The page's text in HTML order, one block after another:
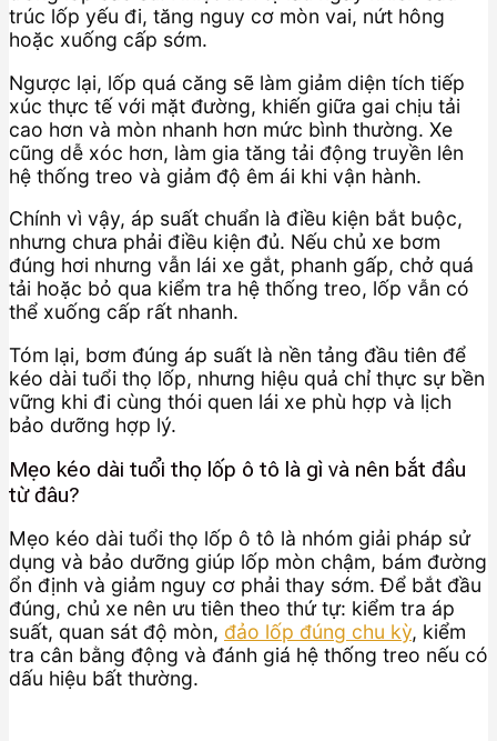
trúc lốp yếu đi, tăng nguy cơ mòn vai, nứt hông
hoặc xuống cấp sớm.
Ngược lại, lốp quá căng sẽ làm giảm diện tích tiếp
xúc thực tế với mặt đường, khiến giữa gai chịu tải
cao hơn và mòn nhanh hơn mức bình thường. Xe
cũng dễ xóc hơn, làm gia tăng tải động truyền lên
hệ thống treo và giảm độ êm ái khi vận hành.
Chính vì vậy, áp suất chuẩn là điều kiện bắt buộc,
nhưng chưa phải điều kiện đủ. Nếu chủ xe bơm
đúng hơi nhưng vẫn lái xe gắt, phanh gấp, chở quá
tải hoặc bỏ qua kiểm tra hệ thống treo, lốp vẫn có
thể xuống cấp rất nhanh.
Tóm lại, bơm đúng áp suất là nền tảng đầu tiên để
kéo dài tuổi thọ lốp, nhưng hiệu quả chỉ thực sự bền
vững khi đi cùng thói quen lái xe phù hợp và lịch
bảo dưỡng hợp lý.
Mẹo kéo dài tuổi thọ lốp ô tô là gì và nên bắt đầu
từ đâu?
Mẹo kéo dài tuổi thọ lốp ô tô là nhóm giải pháp sử
dụng và bảo dưỡng giúp lốp mòn chậm, bám đường
ổn định và giảm nguy cơ phải thay sớm. Để bắt đầu
đúng, chủ xe nên ưu tiên theo thứ tự: kiểm tra áp
suất, quan sát độ mòn, đảo lốp đúng chu kỳ, kiểm
tra cân bằng động và đánh giá hệ thống treo nếu có
dấu hiệu bất thường.